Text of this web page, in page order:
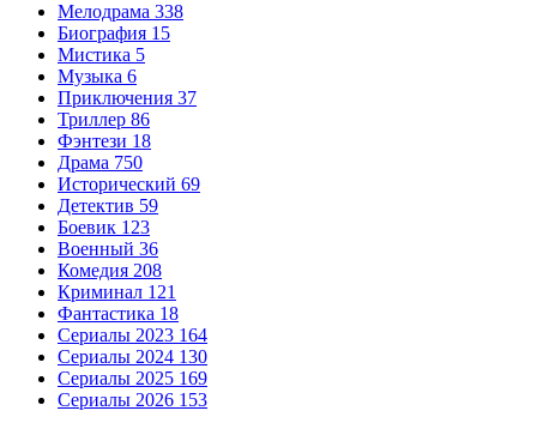
Мелодрама 338
Биография 15
Мистика 5
Музыка 6
Приключения 37
Триллер 86
Фэнтези 18
Драма 750
Исторический 69
Детектив 59
Боевик 123
Военный 36
Комедия 208
Криминал 121
Фантастика 18
Сериалы 2023 164
Сериалы 2024 130
Сериалы 2025 169
Сериалы 2026 153